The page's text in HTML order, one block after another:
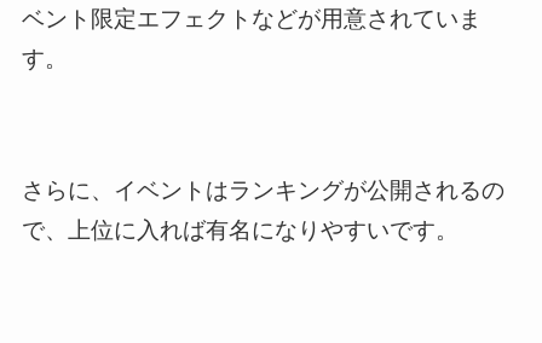
ベント限定エフェクトなどが用意されていま
す。
さらに、イベントはランキングが公開されるの
で、上位に入れば有名になりやすいです。